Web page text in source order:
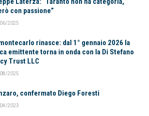
con passione”
2025
rinasce: dal 1° gennaio 2026 la
emittente torna in onda con la Di Stefano
Trust LLC
2025
confermato Diego Foresti
2023